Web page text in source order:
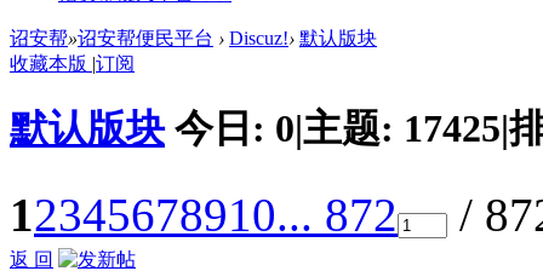
诏安帮»诏安帮便民平台 › Discuz!› 默认版块
收藏本版 |订阅
默认版块 今日: 0|主题: 17425|
12345678910... 872 /
返 回